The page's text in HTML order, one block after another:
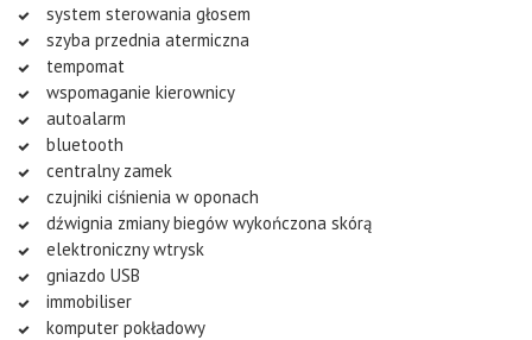
system sterowania głosem
szyba przednia atermiczna
tempomat
wspomaganie kierownicy
autoalarm
bluetooth
centralny zamek
czujniki ciśnienia w oponach
dźwignia zmiany biegów wykończona skórą
elektroniczny wtrysk
gniazdo USB
immobiliser
komputer pokładowy